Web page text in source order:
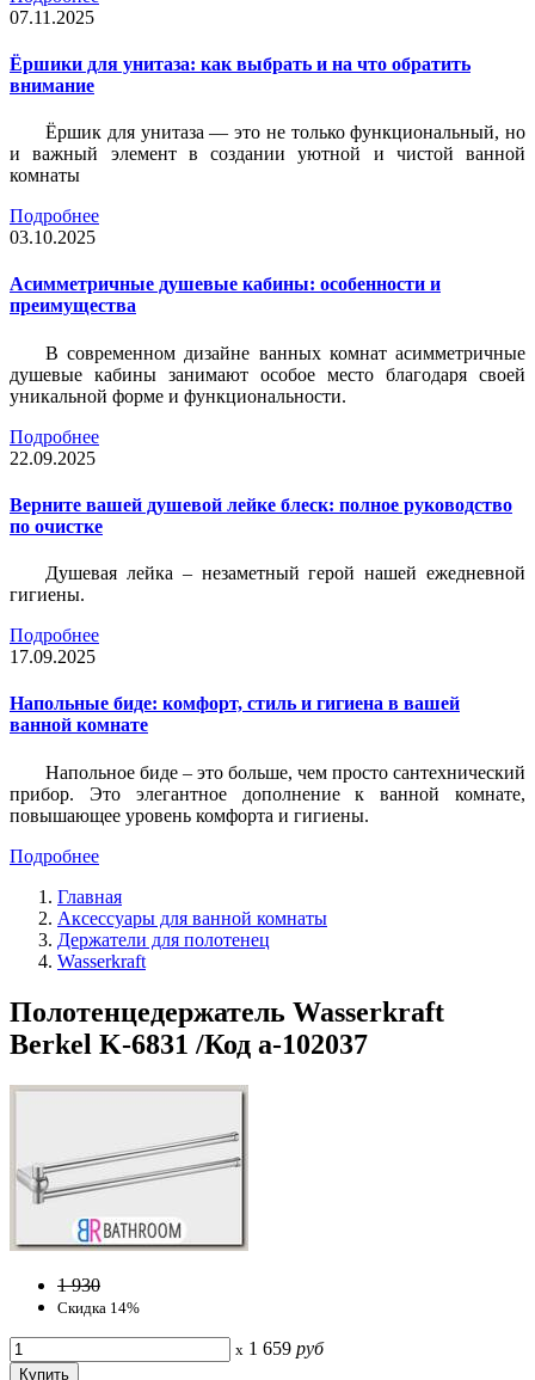
07.11.2025
Ёршики для унитаза: как выбрать и на что обратить
внимание
Ёршик для унитаза — это не только функциональный, но
и важный элемент в создании уютной и чистой ванной
комнаты
Подробнее
03.10.2025
Асимметричные душевые кабины: особенности и
преимущества
В современном дизайне ванных комнат асимметричные
душевые кабины занимают особое место благодаря своей
уникальной форме и функциональности.
Подробнее
22.09.2025
Верните вашей душевой лейке блеск: полное руководство
по очистке
Душевая лейка – незаметный герой нашей ежедневной
гигиены.
Подробнее
17.09.2025
Напольные биде: комфорт, стиль и гигиена в вашей
ванной комнате
Напольное биде – это больше, чем просто сантехнический
прибор. Это элегантное дополнение к ванной комнате,
повышающее уровень комфорта и гигиены.
Подробнее
Главная
Аксессуары для ванной комнаты
Держатели для полотенец
Wasserkraft
Полотенцедержатель Wasserkraft
Berkel K-6831 /Код a-102037
1 930
Скидка 14%
x 1 659 руб